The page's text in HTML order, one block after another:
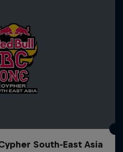
South-East Asia